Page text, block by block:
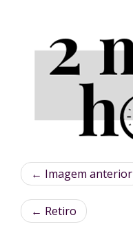
← Imagem anterior
← Retiro